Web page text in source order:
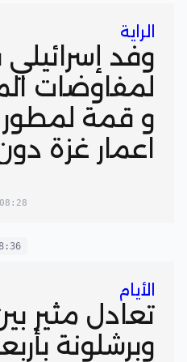
الراية
وفد
لمفاوضات
و قمة
اعمار غزة
08:28
الأيام
تعادل مثير
وبرشلونة